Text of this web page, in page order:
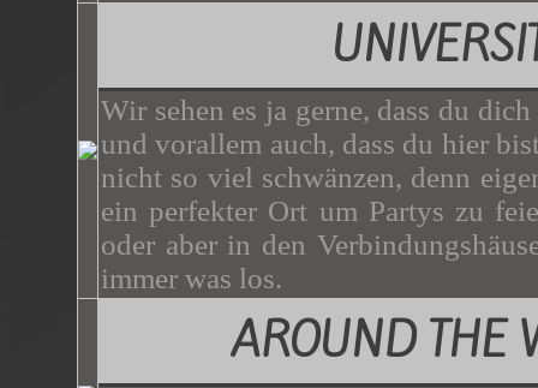
Wir sehen es ja gerne, dass du
und vorallem auch, dass du hier
nicht so viel schwänzen, denn
ein perfekter Ort um Partys zu
oder aber in den
immer was los.
AROUND THE